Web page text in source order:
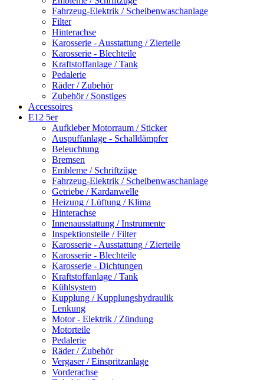
Fahrzeug-Elektrik / Scheibenwaschanlage
Filter
Hinterachse
Karosserie - Ausstattung / Zierteile
Karosserie - Blechteile
Kraftstoffanlage / Tank
Pedalerie
Räder / Zubehör
Zubehör / Sonstiges
Accessoires
E12 5er
Aufkleber Motorraum / Sticker
Auspuffanlage - Schalldämpfer
Beleuchtung
Bremsen
Embleme / Schriftzüge
Fahrzeug-Elektrik / Scheibenwaschanlage
Getriebe / Kardanwelle
Heizung / Lüftung / Klima
Hinterachse
Innenausstattung / Instrumente
Inspektionsteile / Filter
Karosserie - Ausstattung / Zierteile
Karosserie - Blechteile
Karosserie - Dichtungen
Kraftstoffanlage / Tank
Kühlsystem
Kupplung / Kupplungshydraulik
Lenkung
Motor - Elektrik / Zündung
Motorteile
Pedalerie
Räder / Zubehör
Vergaser / Einspritzanlage
Vorderachse